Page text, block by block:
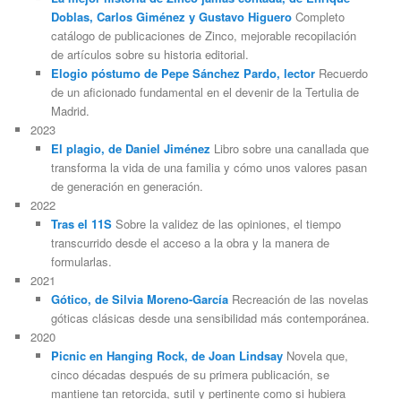
Doblas, Carlos Giménez y Gustavo HigueroCompleto
catálogo de publicaciones de Zinco, mejorable recopilación
de artículos sobre su historia editorial.
Elogio póstumo de Pepe Sánchez Pardo, lectorRecuerdo
de un aficionado fundamental en el devenir de la Tertulia de
Madrid.
2023
El plagio, de Daniel Jiménez Libro sobre una canallada que
transforma la vida de una familia y cómo unos valores pasan
de generación en generación.
2022
Tras el 11SSobre la validez de las opiniones, el tiempo
transcurrido desde el acceso a la obra y la manera de
formularlas.
2021
Gótico, de Silvia Moreno-GarcíaRecreación de las novelas
góticas clásicas desde una sensibilidad más contemporánea.
2020
Picnic en Hanging Rock, de Joan LindsayNovela que,
cinco décadas después de su primera publicación, se
mantiene tan retorcida, sutil y pertinente como si hubiera